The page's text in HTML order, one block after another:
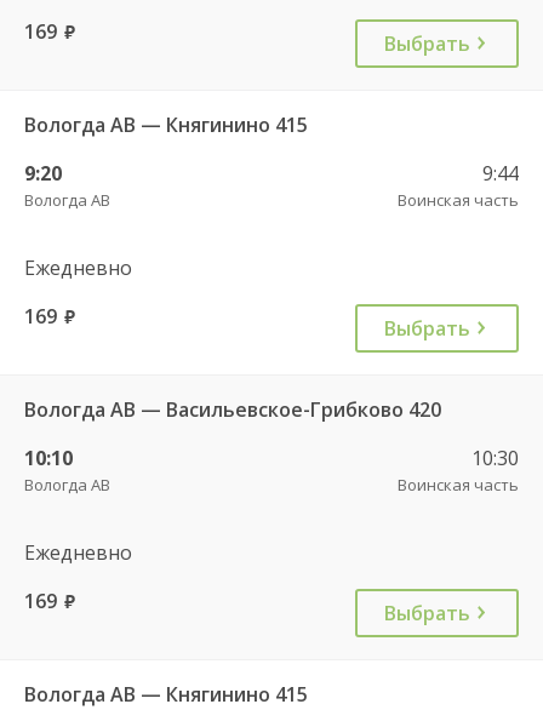
169 руб. Выбрать
Вологда АВ — Княгинино 415
9:20
Вологда АВ
9:44
Воинская часть
Ежедневно
169 руб. Выбрать
Вологда АВ — Васильевское-Грибково 420
10:10
Вологда АВ
10:30
Воинская часть
Ежедневно
169 руб. Выбрать
Вологда АВ — Княгинино 415